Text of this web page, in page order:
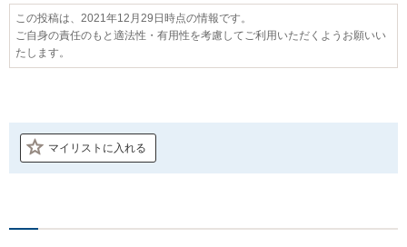
この投稿は、2021年12月29日時点の情報です。
ご自身の責任のもと適法性・有用性を考慮してご利用いただくようお願いい
たします。
マイリストに入れる